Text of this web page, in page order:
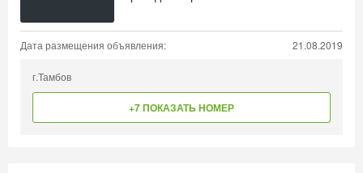
Дата размещения объявления: 21.08.2019
г.Тамбов
+7 ПОКАЗАТЬ НОМЕР